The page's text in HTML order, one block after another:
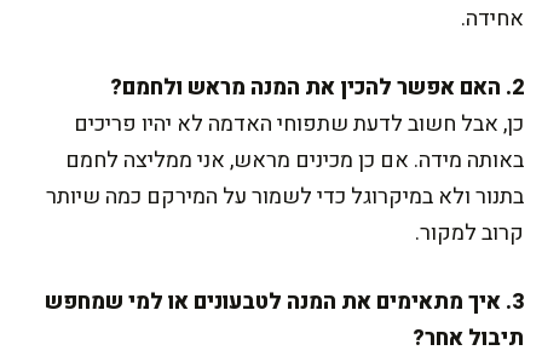
אחידה.
2. האם אפשר להכין את המנה מראש ולחמם?
כן, אבל חשוב לדעת שתפוחי האדמה לא יהיו פריכים
באותה מידה. אם כן מכינים מראש, אני ממליצה לחמם
בתנור ולא במיקרוגל כדי לשמור על המירקם כמה שיותר
קרוב למקור.
3. איך מתאימים את המנה לטבעונים או למי שמחפש
תיבול אחר?